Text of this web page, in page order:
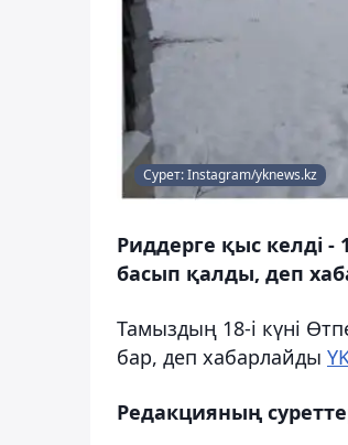
Сурет: Instagram/yknews.kz
Риддерге қыс келді -
басып қалды, деп
Тамыздың 18-і күні
бар, деп хабарлайды
Редакцияның